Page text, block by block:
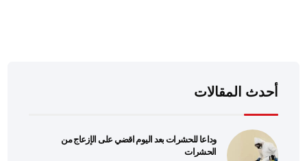
أحدث المقالات
وداعا للحشرات بعد اليوم اقضي على الإزعاج من
الحشرات